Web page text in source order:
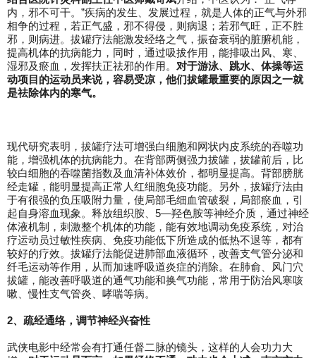
内，邪不可干。”疾病的发生、发展过程，就是人体的正气与外邪
相争的过程，若正气盛，邪不得侵，则病退；若邪气旺，正不胜
邪，则病进。拔罐疗法能激发经络之气，振奋衰弱的脏腑机能，
提高机体的抗病能力，同时，通过吸拔作用，能排吸出风、寒、
湿邪及瘀血，发挥扶正祛邪的作用。 对于游泳、跳水、体操等运
动项目的运动员来说，容易受凉，他们拔罐最重要的原因之一就
是祛除体内的寒气。
现代研究表明，拔罐疗法可增强白细胞和网状内皮系统的吞噬功
能，增强机体的抗病能力。在背部两侧强力拔罐，拔罐前后，比
较白细胞的吞噬菌指数及血清补体效价，都明显提高。背部膀胱
经走罐，能明显提高正常人红细胞免疫功能。另外，拔罐疗法由
于有很强的负压吸附力量，使局部毛细血管破裂，局部瘀血，引
起自身溶血现象。释放组织胺、5—羟色胺等神经介质，通过神经
体液机制，刺激整个机体的功能，能有效地调动免疫系统，对治
疗运动员过敏性疾病、免疫功能低下所造成的低热不退等，都有
较好的疗效。拔罐疗法能促进肺部血液循环，改善支气管分泌和
纤毛运动等作用，从而加速呼吸道炎症的消除。在肺俞、风门穴
拔罐，能改善呼吸道的通气功能和换气功能，常用于防治风寒咳
嗽、慢性支气管炎、哮喘等病。
2、 疏经通络， 调节神经兴奋性
武侠电影中经常会有打通任督二脉的镜头，这样的人会功力大